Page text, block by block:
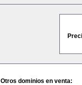
Otros dominios en venta: